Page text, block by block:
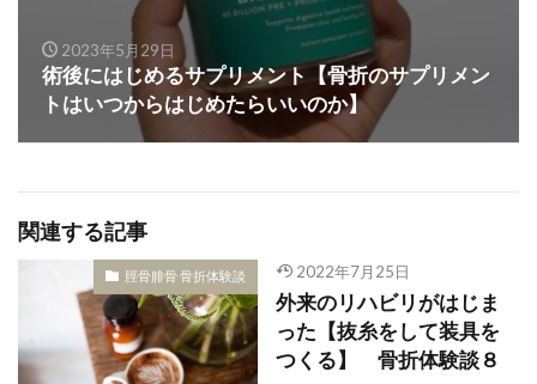
2023年5月29日
術後にはじめるサプリメント【骨折のサプリメン
トはいつからはじめたらいいのか】
関連する記事
脛骨腓骨 骨折体験談 2022年7月25日
外来のリハビリがはじま
った【抜糸をして装具を
つくる】 骨折体験談８